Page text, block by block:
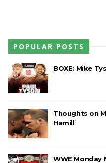
POPULAR POSTS
BOXE: Mike
Thoughts on
Hamill
WWE Monday